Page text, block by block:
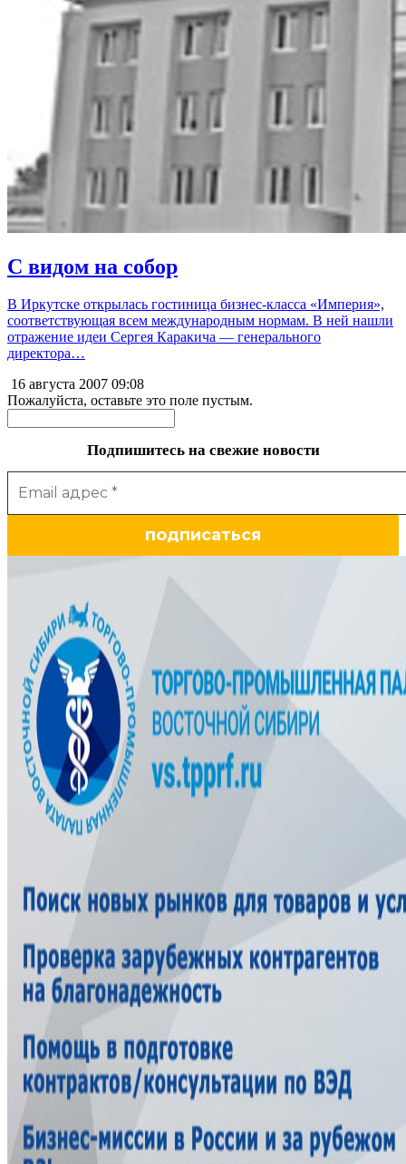
С видом на собор
В Иркутске открылась гостиница бизнес-класса «Империя»,
соответствующая всем международным нормам. В ней нашли
отражение идеи Сергея Каракича — генерального
директора…
16 августа 2007 09:08
Пожалуйста, оставьте это поле пустым.
Подпишитесь на свежие новости